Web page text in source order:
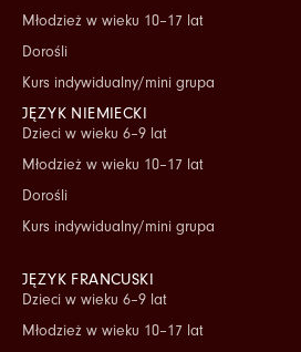
Młodzież w wieku 10–17 lat
Dorośli
Kurs indywidualny/mini grupa
JĘZYK NIEMIECKI
Dzieci w wieku 6–9 lat
Młodzież w wieku 10–17 lat
Dorośli
Kurs indywidualny/mini grupa
JĘZYK FRANCUSKI
Dzieci w wieku 6–9 lat
Młodzież w wieku 10–17 lat